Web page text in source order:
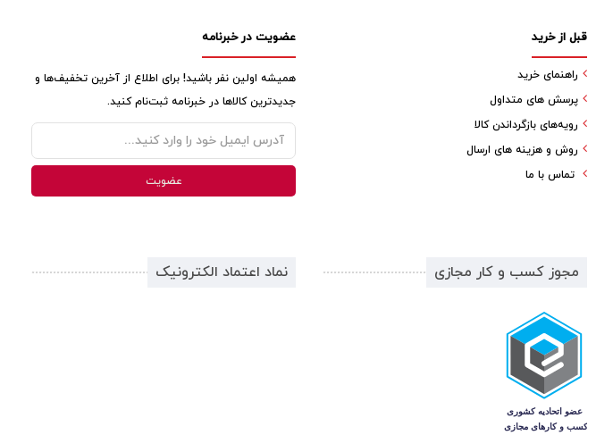
عضویت در خبرنامه
همیشه اولین نفر باشید! برای اطلاع از آخرین تخفیف‌ها و
جدیدترین کالاها در خبرنامه ثبت‌نام کنید.
قبل از خرید
راهنمای خرید
پرسش های متداول
رویه‌های بازگرداندن کالا
روش و هزینه های ارسال
تماس با ما
مجوز کسب و کار مجازی نماد اعتماد الکترونیک